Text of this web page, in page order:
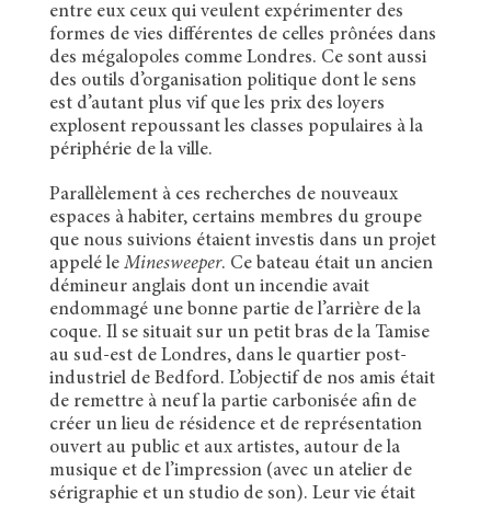
entre eux ceux qui veulent expérimenter des
formes de vies différentes de celles prônées dans
des mégalopoles comme Londres. Ce sont aussi
des outils d’organisation politique dont le sens
est d’autant plus vif que les prix des loyers
explosent repoussant les classes populaires à la
périphérie de la ville.
Parallèlement à ces recherches de nouveaux
espaces à habiter, certains membres du groupe
que nous suivions étaient investis dans un projet
appelé le Minesweeper. Ce bateau était un ancien
démineur anglais dont un incendie avait
endommagé une bonne partie de l’arrière de la
coque. Il se situait sur un petit bras de la Tamise
au sud-est de Londres, dans le quartier post-
industriel de Bedford. L’objectif de nos amis était
de remettre à neuf la partie carbonisée afin de
créer un lieu de résidence et de représentation
ouvert au public et aux artistes, autour de la
musique et de l’impression (avec un atelier de
sérigraphie et un studio de son). Leur vie était